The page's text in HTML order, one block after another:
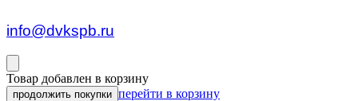
info@dvkspb.ru
Товар добавлен в корзину
продолжить покупки перейти в корзину